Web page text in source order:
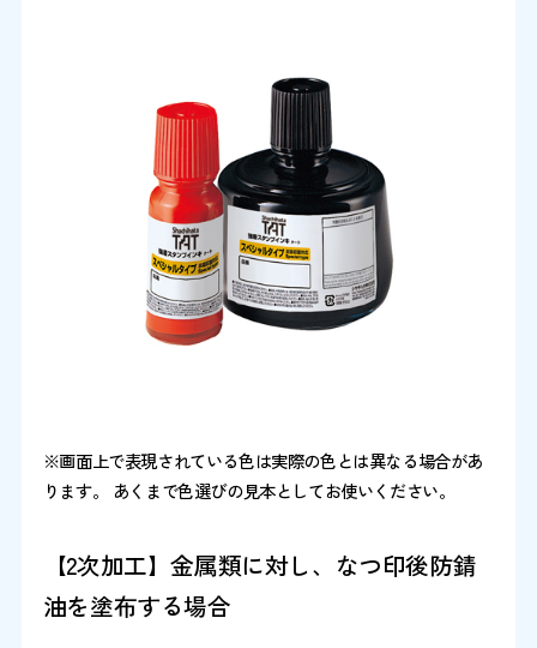
※画面上で表現されている色は実際の色とは異なる場合があ
ります。 あくまで色選びの見本としてお使いください。
【2次加工】金属類に対し、なつ印後防錆
油を塗布する場合